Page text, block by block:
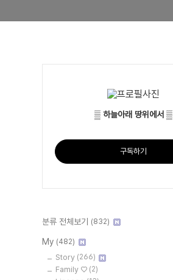
▒ 하늘아래 땅위에서 ▒
구독하기
분류 전체보기 (832)
My (482)
Story (266)
Family ♡ (2)